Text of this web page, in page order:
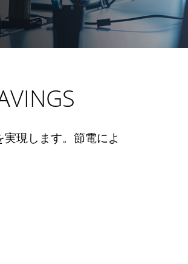
現します。節電によ